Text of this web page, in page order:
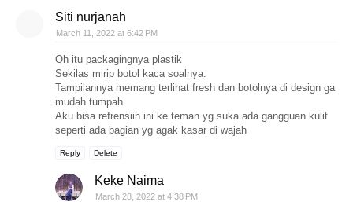
Siti nurjanah
March 11, 2022 at 6:42 PM
Oh itu packagingnya plastik
Sekilas mirip botol kaca soalnya.
Tampilannya memang terlihat fresh dan botolnya di design ga
mudah tumpah.
Aku bisa refrensiin ini ke teman yg suka ada gangguan kulit
seperti ada bagian yg agak kasar di wajah
Reply Delete
Keke Naima
March 28, 2022 at 4:38 PM